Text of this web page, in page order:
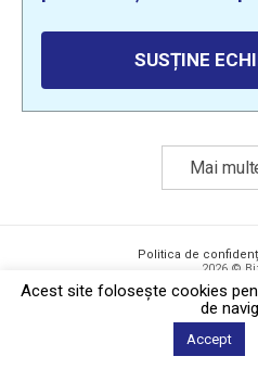
SUSȚINE
Mai
Politica de
2026 ©
Acest site foloseşte cookies
de
Accept